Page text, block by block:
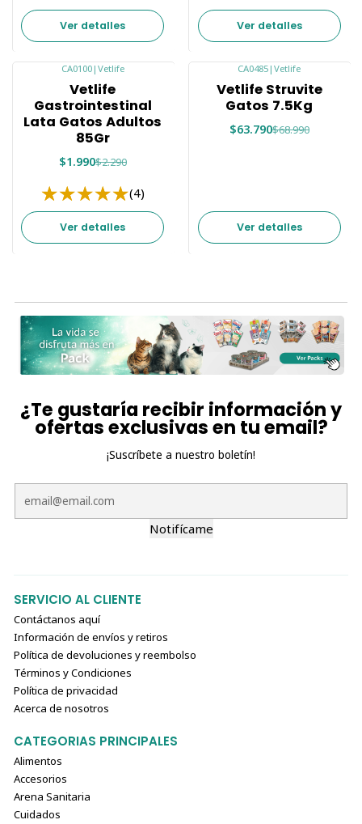
Ver detalles Ver detalles
CA0100| Vetlife
Vetlife
Gastrointestinal
Lata Gatos Adultos
85Gr
$1.990$2.290
(4)
Ver detalles
Agotado
CA0485 |Vetlife
Vetlife Struvite
Gatos 7.5Kg
$63.790$68.990
Ver detalles
¿Te gustaría recibir información y
ofertas exclusivas en tu email?
¡Suscríbete a nuestro boletín!
Notifícame
SERVICIO AL CLIENTE
Contáctanos aquí
Información de envíos y retiros
Política de devoluciones y reembolso
Términos y Condiciones
Política de privacidad
Acerca de nosotros
CATEGORIAS PRINCIPALES
Alimentos
Accesorios
Arena Sanitaria
Cuidados